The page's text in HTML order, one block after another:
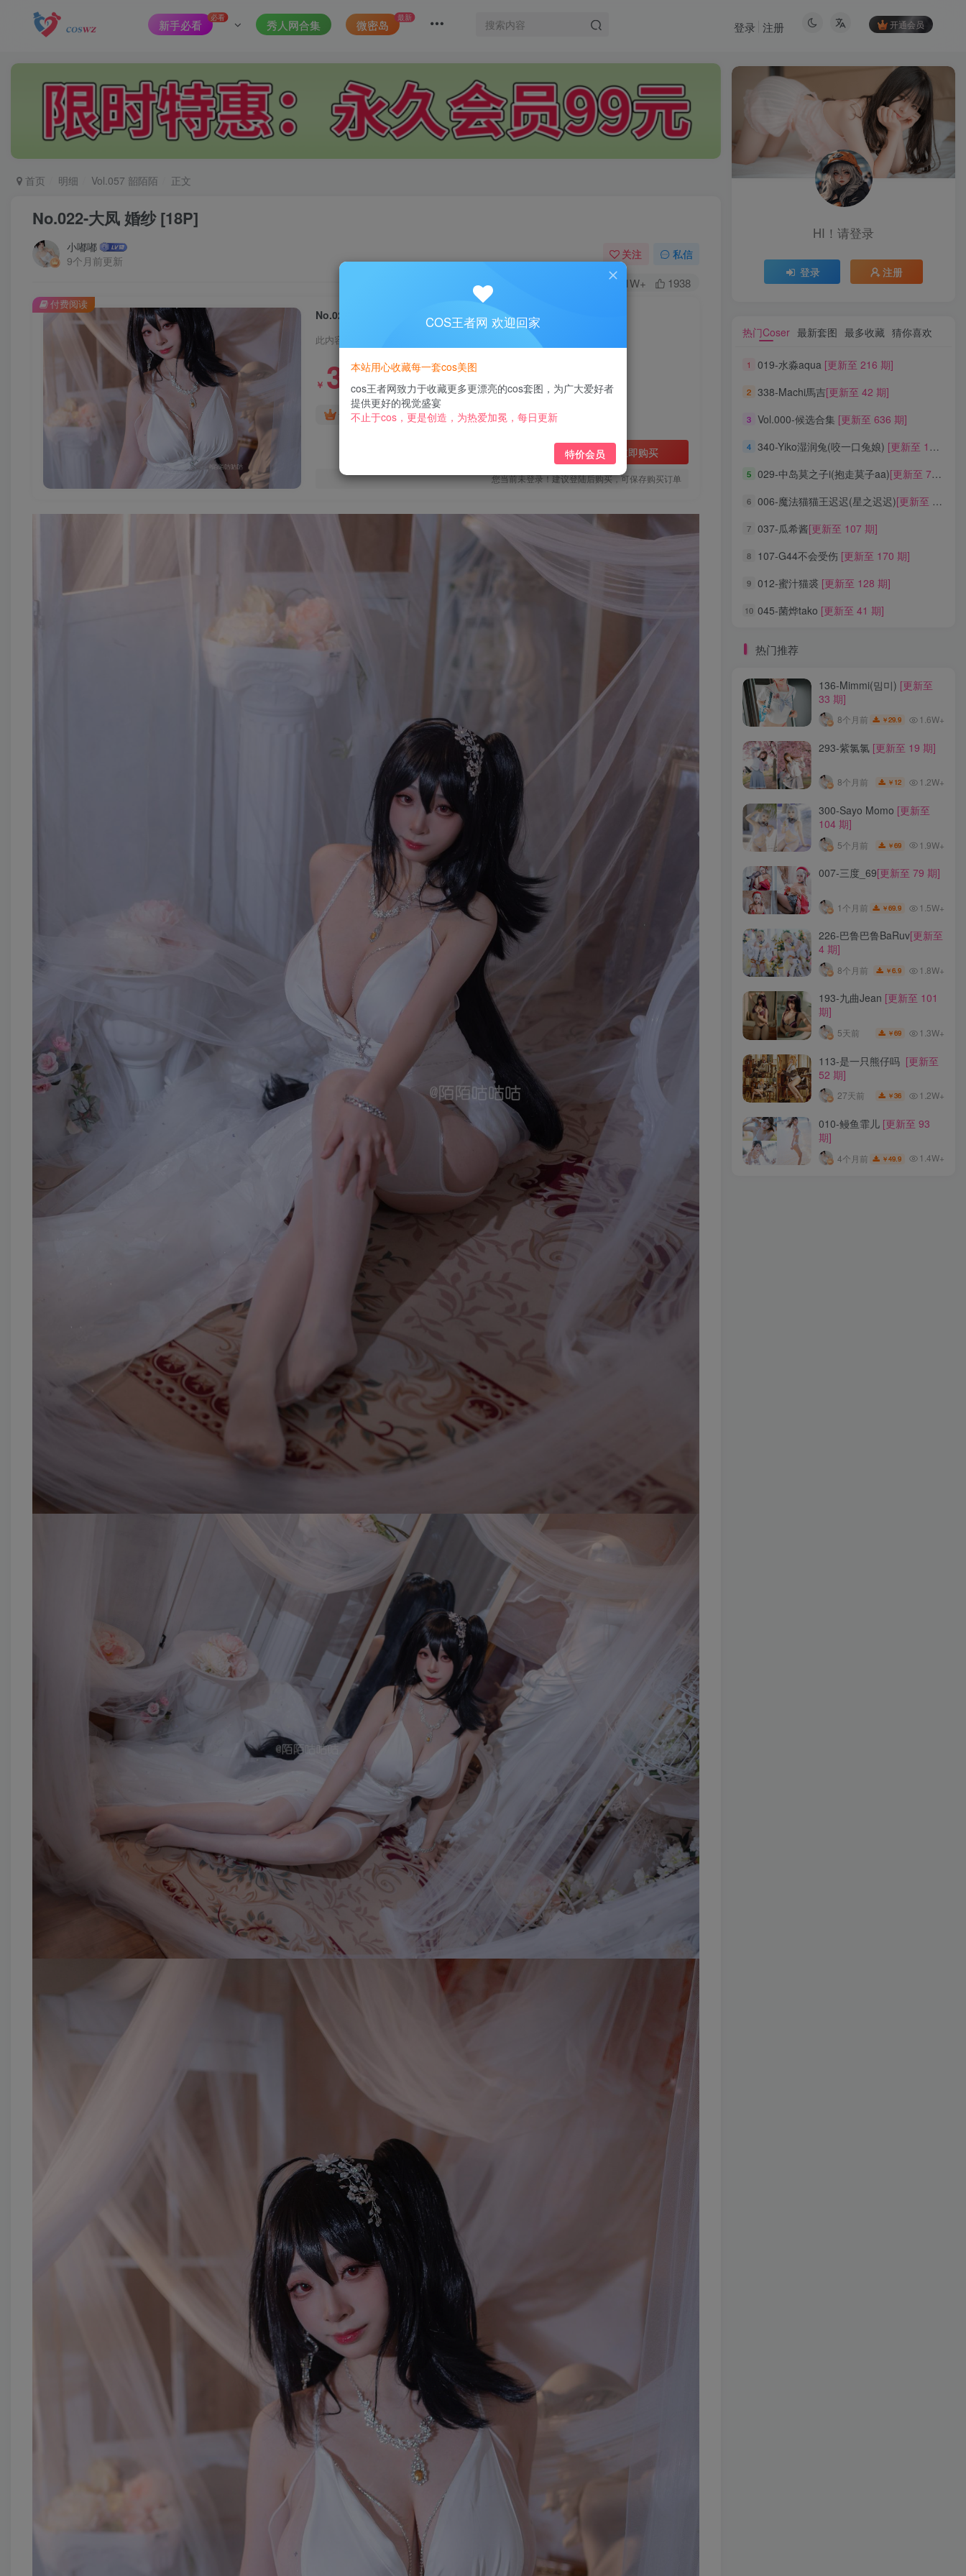
新手必看 必看 秀人网合集 微密岛 最新
开通会员
登录 注册
首页 明细 Vol.057 韶陌陌 正文
No.022-大凤 婚纱 [18P]
小嘟嘟
9个月前更新
关注 私信
1.1W+ 1938
No.022-大凤 婚纱 [18P]
此内容为付费阅读，请付费后查看
￥ 3
黄金会员免费 钻石会员免费
立即购买
您当前未登录！建议登陆后购买，可保存购买订单
付费阅读
HI！请登录
登录 注册
热门Coser 最新套图 最多收藏 猜你喜欢
1 019-水淼aqua [更新至 216 期]
2 338-Machi馬吉[更新至 42 期]
3 Vol.000-候选合集 [更新至 636 期]
4 340-Yiko湿润兔(咬一口兔娘) [更新至 136 期]
5 029-中岛莫之子i(抱走莫子aa)[更新至 76 期]
6 006-魔法猫猫王迟迟(星之迟迟)[更新至 320 期]
7 037-瓜希酱[更新至 107 期]
8 107-G44不会受伤 [更新至 170 期]
9 012-蜜汁猫裘 [更新至 128 期]
10 045-菌烨tako [更新至 41 期]
热门推荐
136-Mimmi(밈미) [更新至
33 期]
8个月前 ￥29.9 1.6W+
293-紫氯氯 [更新至 19 期]
8个月前 ￥ 12 1.2W+
300-Sayo Momo [更新至
104 期]
5个月前 ￥69 1.9W+
007-三度_69[更新至 79 期]
1个月前 ￥69.9 1.5W+
226-巴鲁巴鲁BaRuv[更新至
4 期]
8个月前 ￥6.9 1.8W+
193-九曲Jean [更新至 101
期]
5天前 ￥69 1.3W+
113-是一只熊仔吗 [更新至
52 期]
27天前 ￥36 1.2W+
010-鳗鱼霏儿 [更新至 93
期]
4个月前 ￥49.9 1.4W+
HI！请登录
登录 注册
热门Coser 最新套图 最多收藏 猜你喜欢
1 019-水淼aqua [更新至 216 期]
2 338-Machi馬吉[更新至 42 期]
3 Vol.000-候选合集 [更新至 636 期]
4 340-Yiko湿润兔(咬一口兔娘) [更新至 136 期]
5 029-中岛莫之子i(抱走莫子aa)[更新至 76 期]
6 006-魔法猫猫王迟迟(星之迟迟)[更新至 320 期]
7 037-瓜希酱[更新至 107 期]
8 107-G44不会受伤 [更新至 170 期]
9 012-蜜汁猫裘 [更新至 128 期]
10 045-菌烨tako [更新至 41 期]
标签云
龙年活动 龙宫地狱 龙娘图鉴
龙娘
龙姬
龙华妃咲JK
龙华妃咲cos
龙华妃咲
黛尔 黑龙贯通
黑黑麦
黑馆晴奈
黑靡烟旗袍 黑钻兔子
黑金
黑贞德泳装
黑贞兔子
黑见芹香
黑裤妹
热门推荐
33 期]
104 期]
4 期]
COS王者网 欢迎回家
本站用心收藏每一套cos美图
cos王者网致力于收藏更多更漂亮的cos套图，为广大爱好者
提供更好的视觉盛宴
不止于cos，更是创造，为热爱加冕，每日更新
特价会员